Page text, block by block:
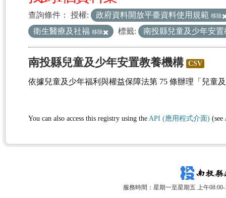
查詢條件： 授權: 政府資料開放平臺資料使用規範 移除
衛生醫療及社福 移除 標籤: 南投縣兒童及少年安
南投縣兒童及少年安置教養機構 CSV
依據兒童及少年福利與權益保障法第 75 條辦理「兒童
You can also access this registry using the API (應用程式介面) (see
服務時間：星期一至星期五 上午